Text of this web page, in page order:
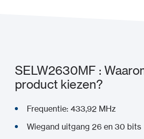
SELW2630MF :
product kiezen?
Frequentie: 433,92 MHz
Wiegand uitgang 26 en 30 bits